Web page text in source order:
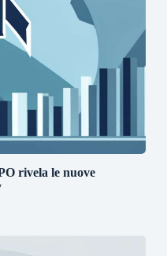
rivela le nuove